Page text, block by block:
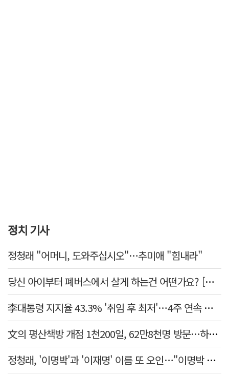
정치 기사
정청래 "어머니, 도와주십시오"…추미애 "힘내라"
당신 아이부터 폐버스에서 살게 하는건 어떤가요? [가스인라이팅]
李대통령 지지율 43.3% '취임 후 최저'…4주 연속 내리막
文의 평산책방 개점 1천200일, 62만8천명 방문…하루 평균 500명↑
정청래, '이명박'과 '이재명' 이름 또 오인…"이명박 대통령 임기안에 반도체 제품 출시"